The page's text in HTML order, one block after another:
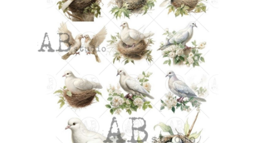
Blog / DIY / Tutorials